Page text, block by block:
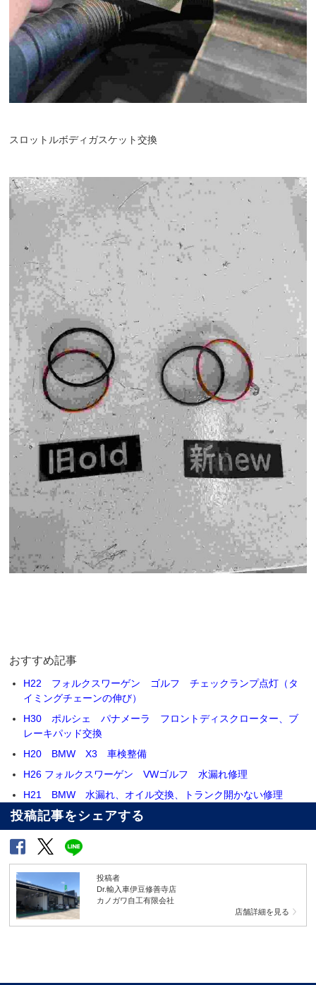
スロットルボディガスケット交換
おすすめ記事
H22 フォルクスワーゲン ゴルフ チェックランプ点灯（タ
イミングチェーンの伸び）
H30 ポルシェ パナメーラ フロントディスクローター、ブ
レーキパッド交換
H20 BMW X3 車検整備
H26 フォルクスワーゲン VWゴルフ 水漏れ修理
H21 BMW 水漏れ、オイル交換、トランク開かない修理
投稿記事をシェアする
投稿者
Dr.輸入車伊豆修善寺店
カノガワ自工有限会社
店舗詳細を見る